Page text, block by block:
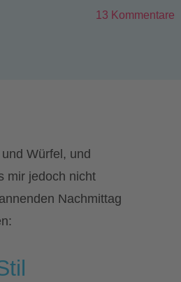
13 Kommentare
Würfel, und
mir jedoch nicht
Nachmittag